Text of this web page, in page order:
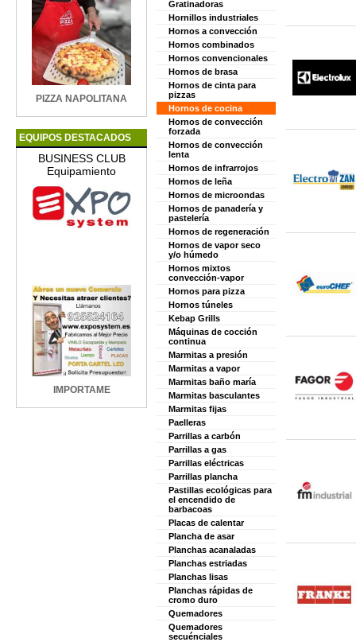
PIZZA NAPOLITANA
EQUIPOS DESTACADOS
BUSINESS CLUB
Equipamiento
IMPORTAME
Gratinadoras
Hornillos industriales
Hornos a convección
Hornos combinados
Hornos convencionales
Hornos de brasa
Hornos de cinta para
pizzas
Hornos de cocina
Hornos de convección
forzada
Hornos de convección
lenta
Hornos de infrarrojos
Hornos de leña
Hornos de microondas
Hornos de panadería y
pastelería
Hornos de regeneración
Hornos de vapor seco
y/o húmedo
Hornos mixtos
convección-vapor
Hornos para pizza
Hornos túneles
Kebap Grills
Máquinas de cocción
continua
Marmitas a presión
Marmitas a vapor
Marmitas baño maría
Marmitas basculantes
Marmitas fijas
Paelleras
Parrillas a carbón
Parrillas a gas
Parrillas eléctricas
Parrillas plancha
Pastillas ecológicas para
el encendido de
barbacoas
Placas de calentar
Plancha de asar
Planchas acanaladas
Planchas estriadas
Planchas lisas
Planchas rápidas de
cromo duro
Quemadores
Quemadores
secuénciales